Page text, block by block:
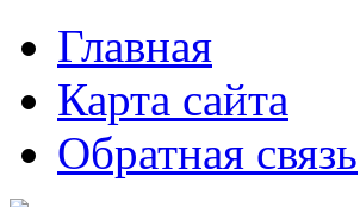
Главная
Карта сайта
Обратная связь